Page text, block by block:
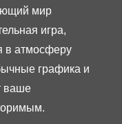
мир
игра,
в атмосферу
графика и
ваше